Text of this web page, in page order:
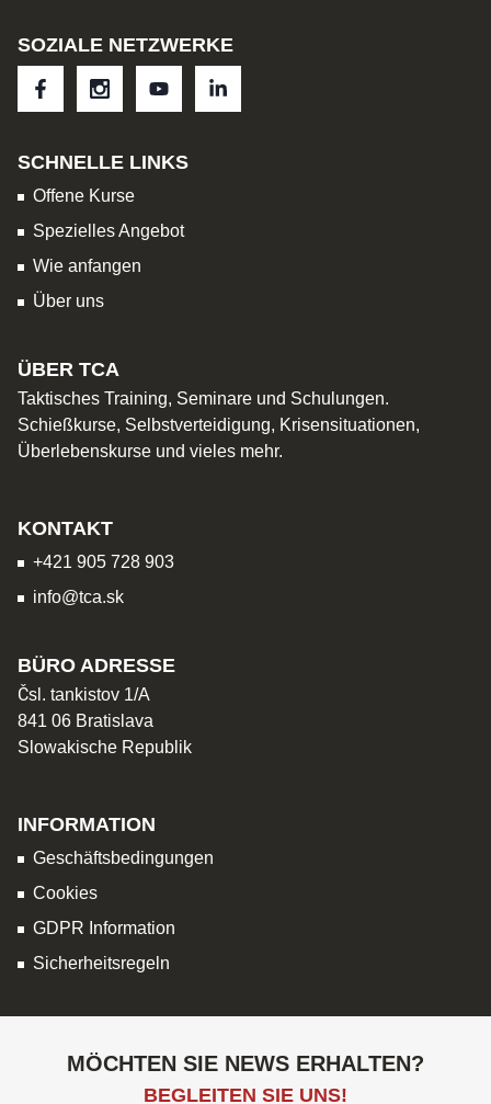
SOZIALE NETZWERKE
SCHNELLE LINKS
Offene Kurse
Spezielles Angebot
Wie anfangen
Über uns
ÜBER TCA
Taktisches Training, Seminare und Schulungen.
Schießkurse, Selbstverteidigung, Krisensituationen,
Überlebenskurse und vieles mehr.
KONTAKT
+421 905 728 903
info@tca.sk
BÜRO ADRESSE
Čsl. tankistov 1/A
841 06 Bratislava
Slowakische Republik
INFORMATION
Geschäftsbedingungen
Cookies
GDPR Information
Sicherheitsregeln
MÖCHTEN SIE NEWS ERHALTEN?
BEGLEITEN SIE UNS!